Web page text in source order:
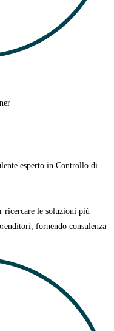
esperto in Controllo di
ricercare le soluzioni più
fornendo consulenza